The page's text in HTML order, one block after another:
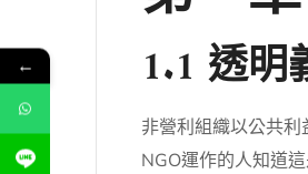
1.1 透明
非營利組織以公共
NGO運作的人知道
←